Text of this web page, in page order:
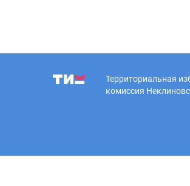
Территориальная
комиссия